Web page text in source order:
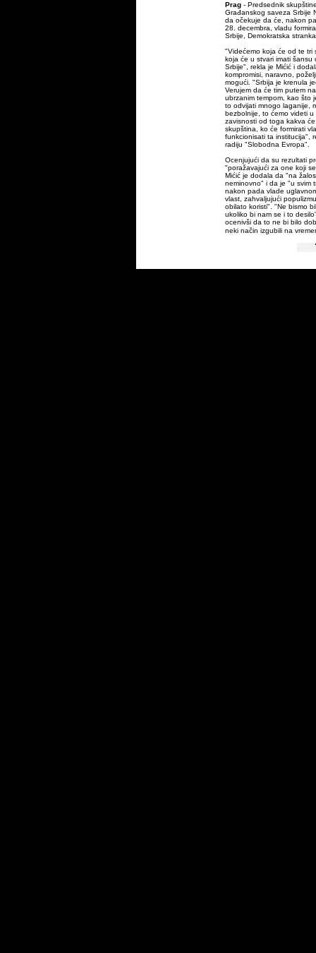
Prag - Predsednik
Građanskog saveza Srbije
da očekuje da će, nakon
28. decembra, vladu
Srbije, Demokratska
"Videćemo koja će od te tri
koja će u stvari imati šansu
Srbije", rekla je Mićić i
kompromisi, naravno,
mogući. "Srbija je krenula
Verujem da će tim putem
ubrzanim tempom, kao što
to odvijati mnogo laganije,
bezbolnije, to ćemo videti
zavisnosti od toga kakva
skupština, ko će formirati
funkcionisati ta institucija",
radiju "Slobodna Evropa".
Ocenjujući da su rezultati
"poražavajući za one koji
Mićić je dodala da "na
neminovno" i da je "u svim
nakon pada vlade
vlast, zahvaljujući
obilato koristi". "Ne bismo
ukoliko bi nam se i to
ocenivši da to ne bi bilo
neki način izgubili na